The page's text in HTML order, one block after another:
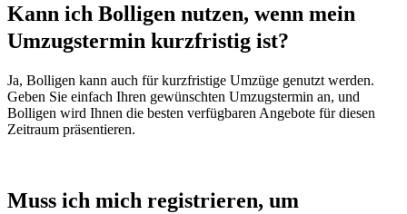
Kann ich Bolligen nutzen, wenn mein
Umzugstermin kurzfristig ist?
Ja, Bolligen kann auch für kurzfristige Umzüge genutzt werden.
Geben Sie einfach Ihren gewünschten Umzugstermin an, und
Bolligen wird Ihnen die besten verfügbaren Angebote für diesen
Zeitraum präsentieren.
Muss ich mich registrieren, um